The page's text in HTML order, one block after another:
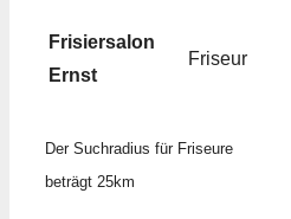
Frisiersalon
Ernst
Friseur
Der Suchradius für Friseure
beträgt 25km